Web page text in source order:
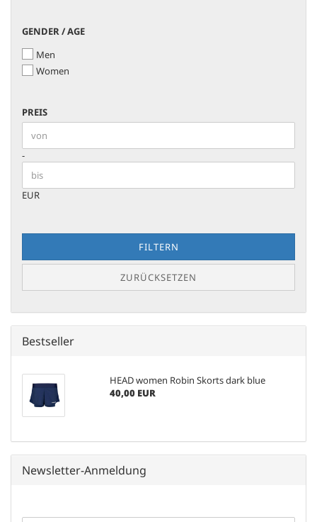
GENDER
AGE
GENDER / AGE
Men
Women
PREIS
PREIS
Preis bis
-
EUR
FILTERN
ZURÜCKSETZEN
Bestseller
HEAD women Robin Skorts dark blue
40,00 EUR
Newsletter-Anmeldung